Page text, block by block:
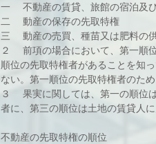
一 　不動産の賃貸、旅館の宿泊及
二 　動産の保存の先取特権
三 　動産の売買、種苗又は肥料の
２ 　前項の場合において、第一順
順位の先取特権者があることを知
ない。第一順位の先取特権者のた
３ 　果実に関しては、第一の順位
者に、第三の順位は土地の賃貸人に
不動産の先取特権の順位